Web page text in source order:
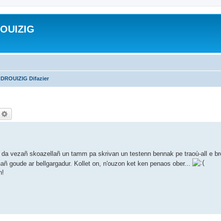
Difazier
vezañ skoazellañ un tamm pa skrivan un testenn bennak pe traoù-all e
goude ar bellgargadur. Kollet on, n'ouzon ket ken penaos ober...